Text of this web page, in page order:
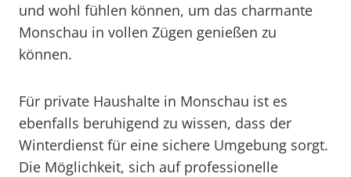
und wohl fühlen können, um das charmante
Monschau in vollen Zügen genießen zu
können.
Für private Haushalte in Monschau ist es
ebenfalls beruhigend zu wissen, dass der
Winterdienst für eine sichere Umgebung sorgt.
Die Möglichkeit, sich auf professionelle